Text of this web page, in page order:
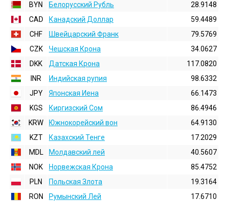
BYN
Белорусский Рубль
28.9148
CAD
Канадский Доллар
59.4489
CHF
Швейцарский Франк
79.5769
CZK
Чешская Крона
34.0627
DKK
Датская Крона
117.0820
INR
Индийская pупия
98.6332
JPY
Японская Иена
66.1473
KGS
Киргизский Сом
86.4946
KRW
Южнокорейский вон
64.9130
KZT
Казахский Тенге
17.2029
MDL
Молдавский лей
40.5607
NOK
Норвежская Крона
85.4752
PLN
Польская Злота
19.3164
RON
Румынский Лей
17.6710